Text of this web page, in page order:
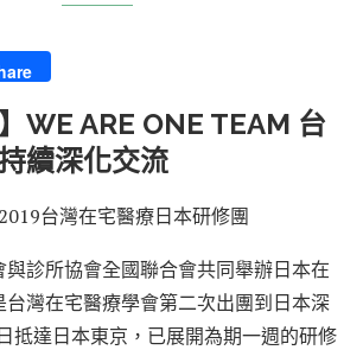
WE ARE ONE TEAM 台
續深化交流
台灣在宅醫療日本研修團
診所協會全國聯合會共同舉辦日本在
台灣在宅醫療學會第二次出團到日本深
抵達日本東京，已展開為期一週的研修